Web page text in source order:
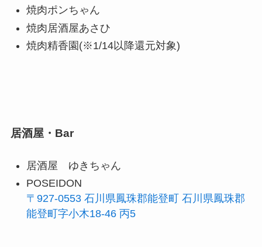
焼肉ポンちゃん
焼肉居酒屋あさひ
焼肉精香園(※1/14以降還元対象)
居酒屋・Bar
居酒屋 ゆきちゃん
POSEIDON
〒927-0553 石川県鳳珠郡能登町 石川県鳳珠郡
能登町字小木18-46 丙5